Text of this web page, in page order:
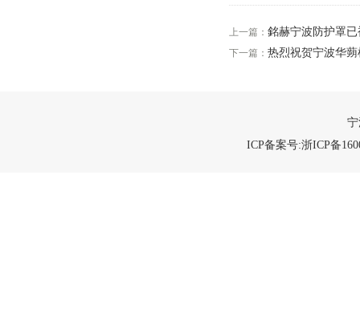
上一篇： 銘赫宁波防护罩
下一篇： 热烈祝贺宁波华
ICP备案号:浙ICP备